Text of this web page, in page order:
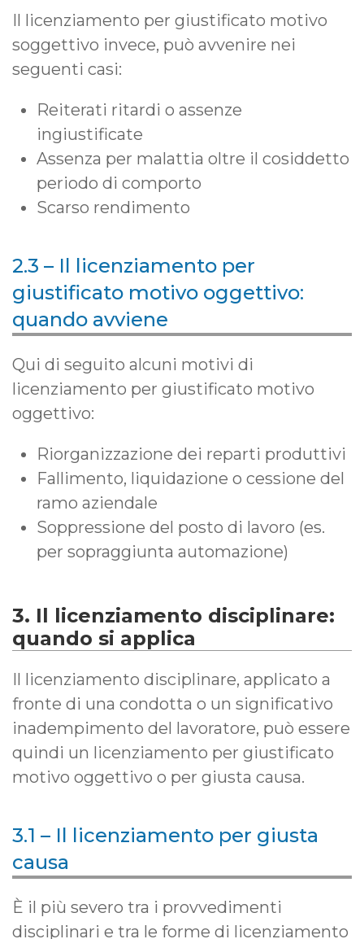
Il licenziamento per giustificato motivo
soggettivo invece, può avvenire nei
seguenti casi:
Reiterati ritardi o assenze
ingiustificate
Assenza per malattia oltre il cosiddetto
periodo di comporto
Scarso rendimento
2.3 – Il licenziamento per
giustificato motivo oggettivo:
quando avviene
Qui di seguito alcuni motivi di
licenziamento per giustificato motivo
oggettivo:
Riorganizzazione dei reparti produttivi
Fallimento, liquidazione o cessione del
ramo aziendale
Soppressione del posto di lavoro (es.
per sopraggiunta automazione)
3. Il licenziamento disciplinare:
quando si applica
Il licenziamento disciplinare, applicato a
fronte di una condotta o un significativo
inadempimento del lavoratore, può essere
quindi un licenziamento per giustificato
motivo oggettivo o per giusta causa.
3.1 – Il licenziamento per giusta
causa
È il più severo tra i provvedimenti
disciplinari e tra le forme di licenziamento